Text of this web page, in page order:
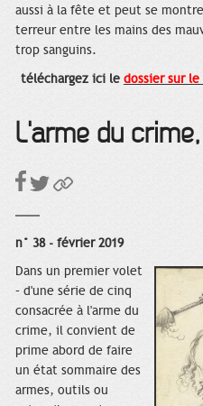
aussi à la fête et peut se
terreur entre les mains des
trop sanguins.
téléchargez ici le dossier sur
L'arme du
n° 38 - février 2019
Dans un premier volet
– d'une série de cinq
consacrée à l'arme du
crime, il convient de
prime abord de faire
un état sommaire des
armes, outils ou